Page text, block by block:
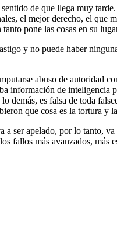
de que llega muy
el mejor derecho, el que
pone las cosas en su
y no puede haber
abuso de autoridad
información de
es falsa de toda
que cosa es la tortura y
ser apelado, por lo tanto,
fallos más avanzados,